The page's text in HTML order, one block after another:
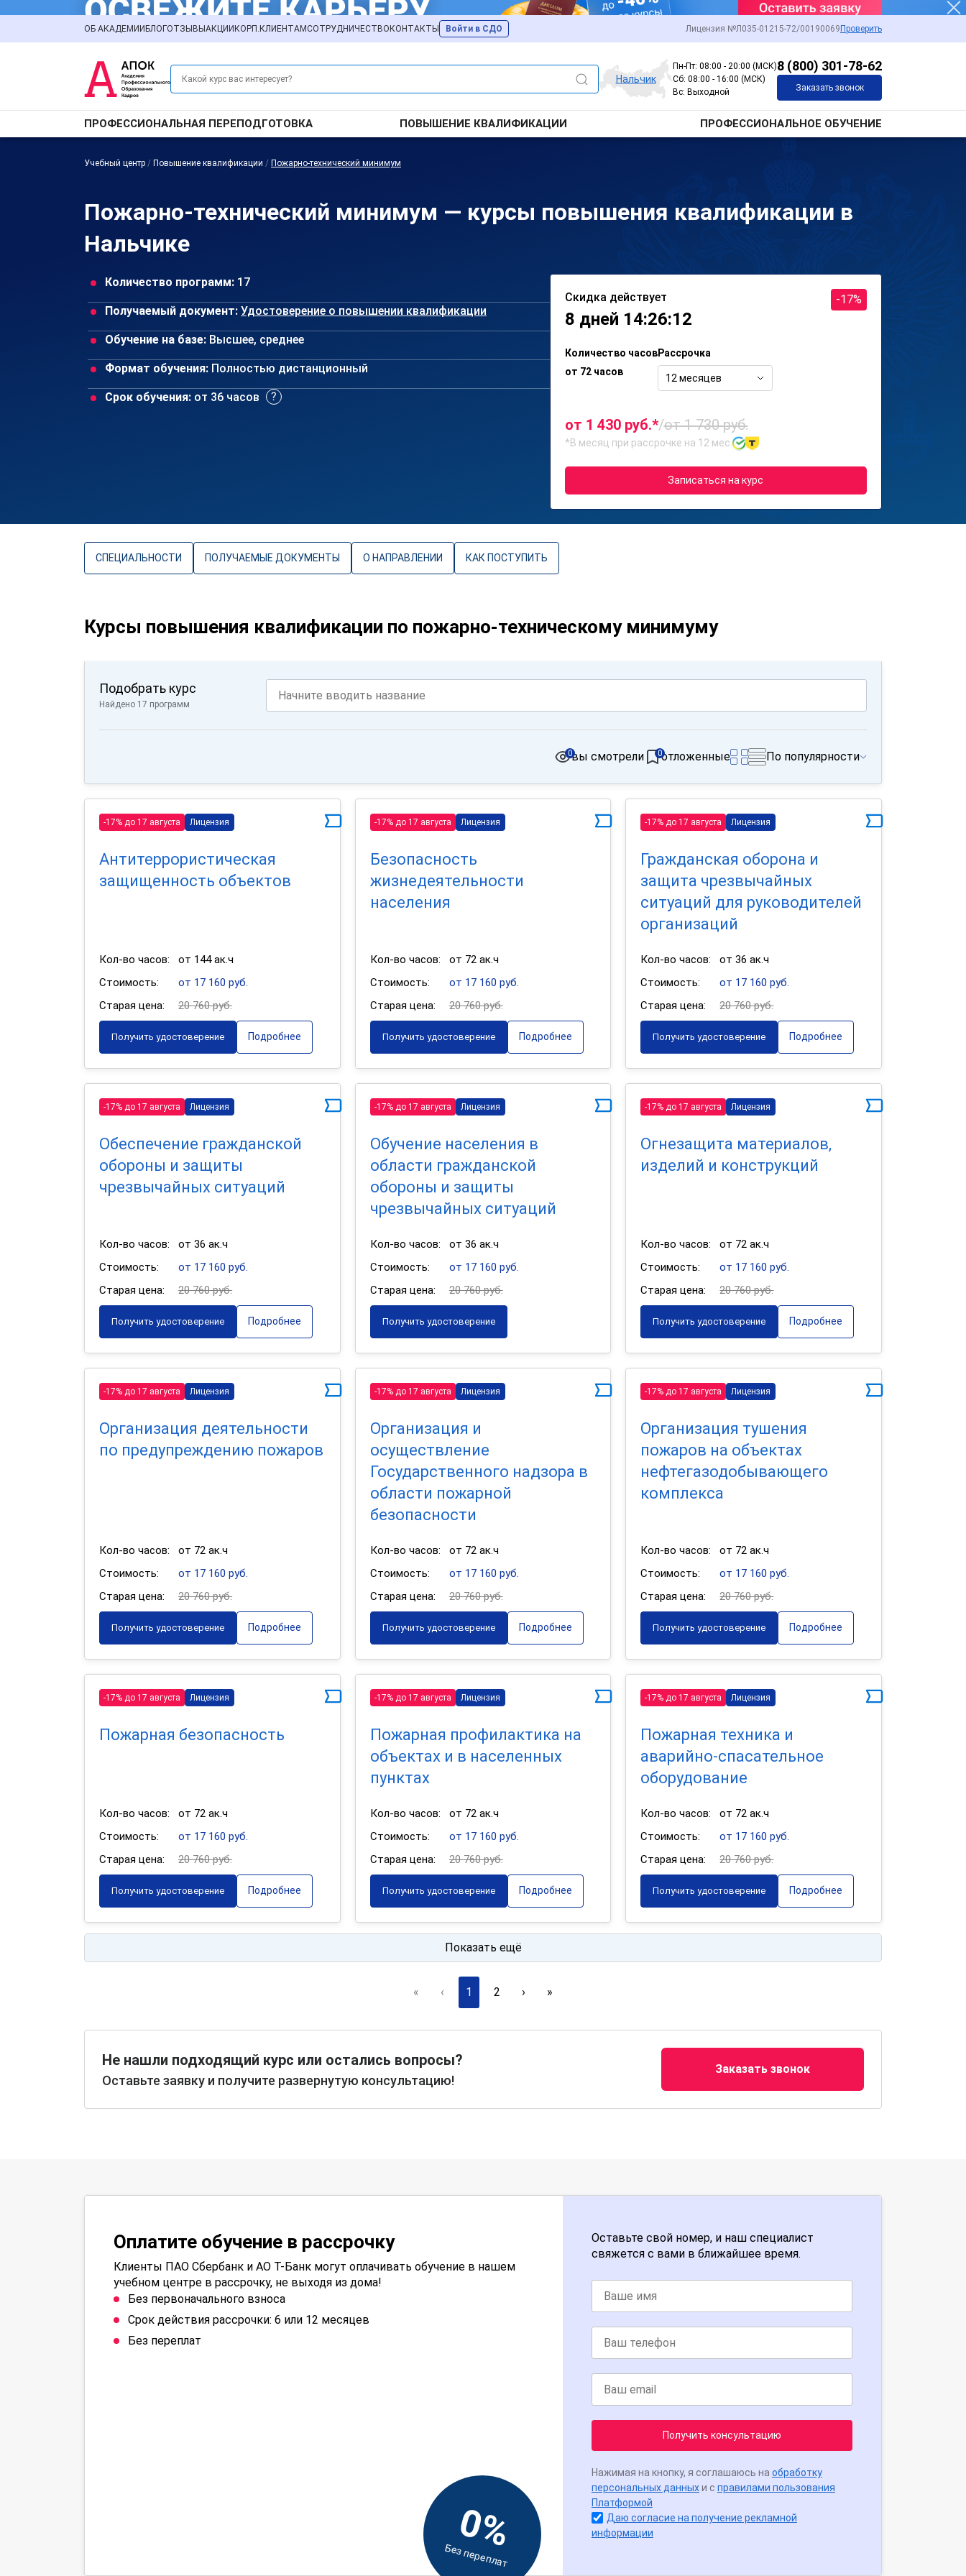
ОБ АКАДЕМИИ БЛОГОТЗЫВЫ АКЦИИ КОРП.КЛИЕНТАМСОТРУДНИЧЕСТВО КОНТАКТЫ Войти в СДО Лицензия №Л035-01215-72/00190069 Проверить
Нальчик
Пн-Пт: 08:00 - 20:00 (МСК)
Сб: 08:00 - 16:00 (МСК)
Вс: Выходной
8 (800) 301-78-62
Заказать звонок
ПРОФЕССИОНАЛЬНАЯ ПЕРЕПОДГОТОВКА ПОВЫШЕНИЕ КВАЛИФИКАЦИИ ПРОФЕССИОНАЛЬНОЕ ОБУЧЕНИЕ
Учебный центр / Повышение квалификации / Пожарно-технический минимум
Пожарно-технический минимум — курсы повышения квалификации в
Нальчике
Количество программ: 17
Получаемый документ: Удостоверение о повышении квалификации
Обучение на базе: Высшее, среднее
Формат обучения: Полностью дистанционный
Срок обучения: от 36 часов
Скидка действует
8 дней 14:26:12
-17%
Количество часов
от 72 часов
Рассрочка
12 месяцев
от 1 430 руб.*/от 1 730 руб.
*В месяц при рассрочке на 12 мес.
Записаться на курс
СПЕЦИАЛЬНОСТИ ПОЛУЧАЕМЫЕ ДОКУМЕНТЫ О НАПРАВЛЕНИИ КАК ПОСТУПИТЬ
Курсы повышения квалификации по пожарно-техническому минимуму
Подобрать курс
Найдено 17 программ
вы смотрели
0 отложенные
0 По популярности
-17% до 17 августа Лицензия
Антитеррористическая
защищенность объектов
Кол-во часов:
от 144 ак.ч
Стоимость:
от 17 160 руб.
Старая цена:
20 760 руб.
Получить удостоверение Подробнее
-17% до 17 августа Лицензия
Безопасность
жизнедеятельности
населения
Кол-во часов:
от 72 ак.ч
Стоимость:
от 17 160 руб.
Старая цена:
20 760 руб.
Получить удостоверение Подробнее
-17% до 17 августа Лицензия
Гражданская оборона и
защита чрезвычайных
ситуаций для руководителей
организаций
Кол-во часов:
от 36 ак.ч
Стоимость:
от 17 160 руб.
Старая цена:
20 760 руб.
Получить удостоверение Подробнее
-17% до 17 августа Лицензия
Обеспечение гражданской
обороны и защиты
чрезвычайных ситуаций
Кол-во часов:
от 36 ак.ч
Стоимость:
от 17 160 руб.
Старая цена:
20 760 руб.
Получить удостоверение Подробнее
-17% до 17 августа Лицензия
Обучение населения в
области гражданской
обороны и защиты
чрезвычайных ситуаций
Кол-во часов:
от 36 ак.ч
Стоимость:
от 17 160 руб.
Старая цена:
20 760 руб.
Получить удостоверение
-17% до 17 августа Лицензия
Огнезащита материалов,
изделий и конструкций
Кол-во часов:
от 72 ак.ч
Стоимость:
от 17 160 руб.
Старая цена:
20 760 руб.
Получить удостоверение Подробнее
-17% до 17 августа Лицензия
Организация деятельности
по предупреждению пожаров
Кол-во часов:
от 72 ак.ч
Стоимость:
от 17 160 руб.
Старая цена:
20 760 руб.
Получить удостоверение Подробнее
-17% до 17 августа Лицензия
Организация и
осуществление
Государственного надзора в
области пожарной
безопасности
Кол-во часов:
от 72 ак.ч
Стоимость:
от 17 160 руб.
Старая цена:
20 760 руб.
Получить удостоверение Подробнее
-17% до 17 августа Лицензия
Организация тушения
пожаров на объектах
нефтегазодобывающего
комплекса
Кол-во часов:
от 72 ак.ч
Стоимость:
от 17 160 руб.
Старая цена:
20 760 руб.
Получить удостоверение Подробнее
-17% до 17 августа Лицензия
Пожарная безопасность
Кол-во часов:
от 72 ак.ч
Стоимость:
от 17 160 руб.
Старая цена:
20 760 руб.
Получить удостоверение Подробнее
-17% до 17 августа Лицензия
Пожарная профилактика на
объектах и в населенных
пунктах
Кол-во часов:
от 72 ак.ч
Стоимость:
от 17 160 руб.
Старая цена:
20 760 руб.
Получить удостоверение Подробнее
-17% до 17 августа Лицензия
Пожарная техника и
аварийно-спасательное
оборудование
Кол-во часов:
от 72 ак.ч
Стоимость:
от 17 160 руб.
Старая цена:
20 760 руб.
Получить удостоверение Подробнее
Показать ещё
« ‹ 1 2 › »
Не нашли подходящий курс или остались вопросы?
Оставьте заявку и получите развернутую консультацию!
Заказать звонок
Оплатите обучение в рассрочку
Клиенты ПАО Сбербанк и АО Т-Банк могут оплачивать обучение в нашем
учебном центре в рассрочку, не выходя из дома!
Без первоначального взноса
Срок действия рассрочки: 6 или 12 месяцев
Без переплат
0%
Без переплат
Оставьте свой номер, и наш специалист
свяжется с вами в ближайшее время.
Получить консультацию
Нажимая на кнопку, я соглашаюсь на обработку
персональных данныхи с правилами пользования
Платформой
Даю согласие на получение рекламной
информации